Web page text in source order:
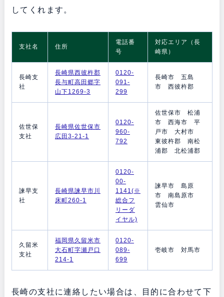
してくれます。
支社名 住所
電話番
号
対応エリア（長
崎県）
長崎支
社
長崎県西彼杵郡
長与町高田郷字
山下1269-3
0120-
091-
299
長崎市 五島
市 西彼杵郡
佐世保
支社
長崎県佐世保市
広田3-21-1
0120-
960-
792
佐世保市 松浦
市 西海市 平
戸市 大村市
東彼杵郡 南松
浦郡 北松浦郡
諫早支
社
長崎県諫早市川
床町260-1
0120-
00-
1141(※
総合フ
リーダ
イヤル)
諫早市 島原
市 南島原市
雲仙市
久留米
支社
福岡県久留米市
大石町字瀬戸口
214-1
0120-
089-
699
壱岐市 対馬市
長崎の支社に連絡したい場合は、目的に合わせて下